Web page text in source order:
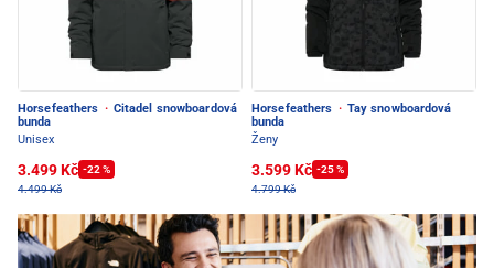
Horsefeathers · Citadel snowboardová
bunda
Unisex
3.499 Kč -22 %
4.499 Kč
Horsefeathers · Tay snowboardová
bunda
Ženy
3.599 Kč -25 %
4.799 Kč